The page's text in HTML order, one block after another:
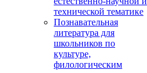
технической тематике
Познавательная
литература для
школьников по
культуре,
филологическим